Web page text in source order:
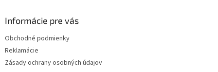
Informácie pre vás
Obchodné podmienky
Reklamácie
Zásady ochrany osobných údajov